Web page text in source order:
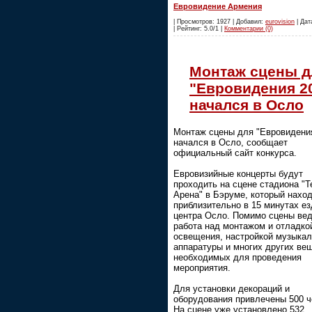
Евровидение Армения
| Просмотров: 1927 | Добавил: eurovision |
| Рейтинг: 5.0/1 | Комментарии (0)
Монтаж сцены
"Евровидения
начался в Осло
Монтаж сцены для
начался в Осло, сообщает
официальный сайт конкурса.
Евровизийные концерты будут
проходить на сцене стадиона
Арена" в Бэруме, который
приблизительно в 15 минутах
центра Осло. Помимо сцены
работа над монтажом и
освещения, настройкой
аппаратуры и многих других
необходимых для проведения
мероприятия.
Для установки декораций и
оборудования привлечены 500
На сцене уже установлено 532